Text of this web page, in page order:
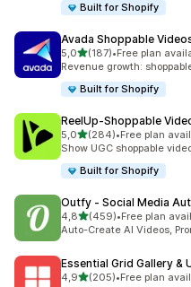
Built for Shopify
Avada Shoppable
5,0z 5 hvězd
(187)
Celkový počet recenzí: 187
•Free plan
Revenue growth:
Built for Shopify
ReelUp‑Shoppable
5,0z 5 hvězd
(284)
Celkový počet recenzí: 284
•Free plan
Show UGC shoppable
Built for Shopify
Outfy ‑ Social Media
4,8z 5 hvězd
(459)
Celkový počet recenzí: 459
•Free plan
Auto-Create AI Videos,
Essential Grid Gallery &
4,9z 5 hvězd
(205)
Celkový počet recenzí: 205
•Free plan